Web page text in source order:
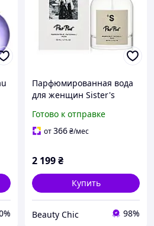
Парфюмированная вода
для женщин Sister's
Women Pur Pur, 50мл
Готово к отправке
от366₴/мес
2 199₴
Купить
Beauty Chic 98%